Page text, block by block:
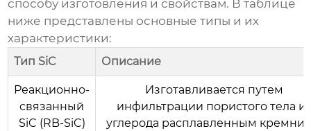
способу изготовления и свойствам. В таблице
ниже представлены основные типы и их
характеристики:
Тип SiC Описание
Реакционно-
связанный
SiC (RB-SiC)
Изготавливается путем
инфильтрации пористого тела
углерода расплавленным